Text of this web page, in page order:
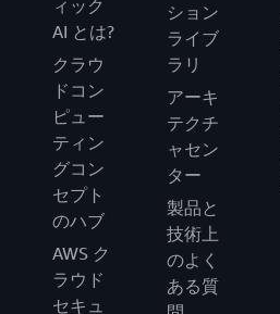
ィック
AI とは?
クラウ
ドコン
ピュー
ティン
グコン
セプト
のハブ
AWS ク
ラウド
セキュ
ション
ライブ
ラリ
アーキ
テクチ
ャセン
ター
製品と
技術上
のよく
ある質